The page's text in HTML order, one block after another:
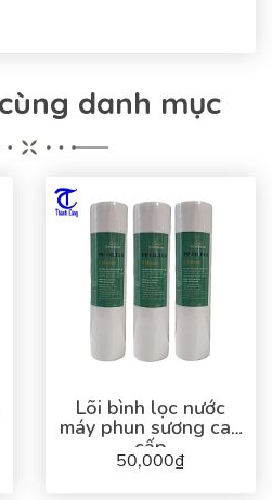
danh mục
Lõi bình lọc nước
máy phun sương cao
cấp
50,000₫